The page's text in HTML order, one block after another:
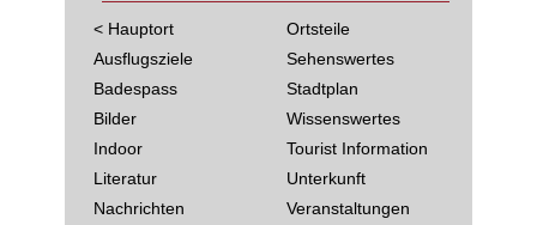
< Hauptort
Ausflugsziele
Badespass
Bilder
Indoor
Literatur
Nachrichten
Ortsteile
Sehenswertes
Stadtplan
Wissenswertes
Tourist Information
Unterkunft
Veranstaltungen